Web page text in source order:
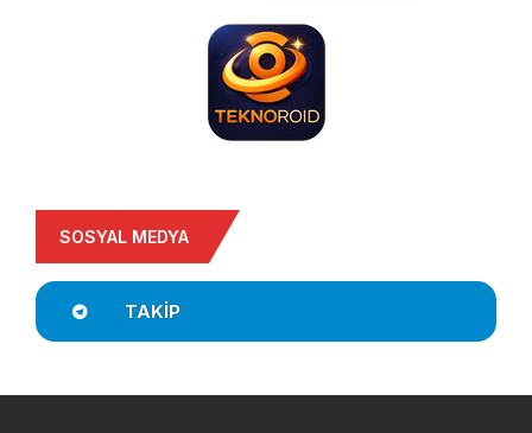
SOSYAL MEDYA
TAKIP